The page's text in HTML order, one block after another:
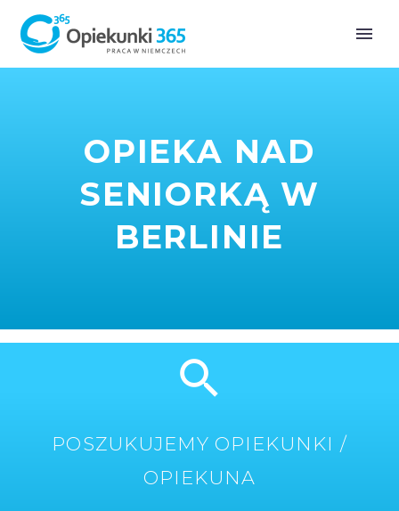
OPIEKA NAD
SENIORKĄ W
BERLINIE
POSZUKUJEMY OPIEKUNKI /
OPIEKUNA